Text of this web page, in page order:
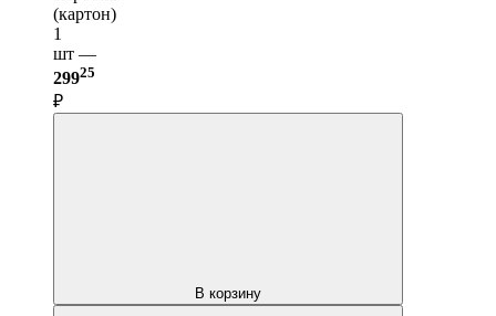
(картон)
1
шт —
29925
₽
В корзину